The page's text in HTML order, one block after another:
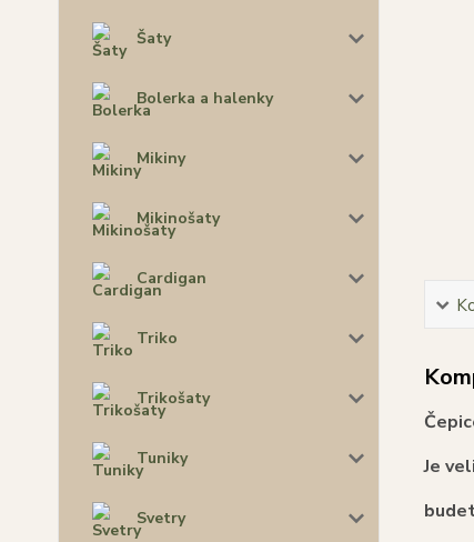
Šaty
Bolerka a halenky
Mikiny
Mikinošaty
Cardigan
Triko
Trikošaty
Tuniky
Svetry
Je